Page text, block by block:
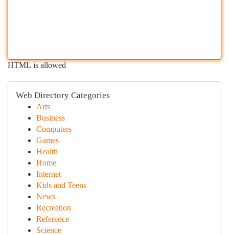
HTML is allowed
Web Directory Categories
Arts
Business
Computers
Games
Health
Home
Internet
Kids and Teens
News
Recreation
Reference
Science